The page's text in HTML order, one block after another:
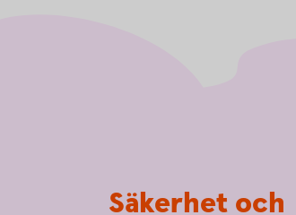
Säkerhet och